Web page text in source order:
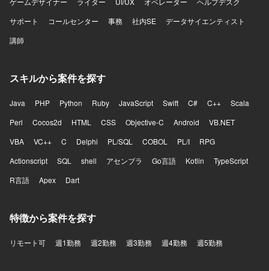
サポート
コールセンター 事務 社内SE
データサイエンティスト
講師
スキルから案件を探す
Java PHP Python Ruby JavaScript Swift C# C++
Scala
Perl
Cocos2d HTML CSS Objective-C Android
VB.NET
VBA
VC++ C Delphi PL/SQL COBOL PL/I
RPG
Actionscript
SQL shell アセンブラ Go言語 Kotlin
TypeScript
R言語
Apex Dart
特徴から案件を探す
リモート可 週1勤務 週2勤務 週3勤務 週4勤務 週5勤務